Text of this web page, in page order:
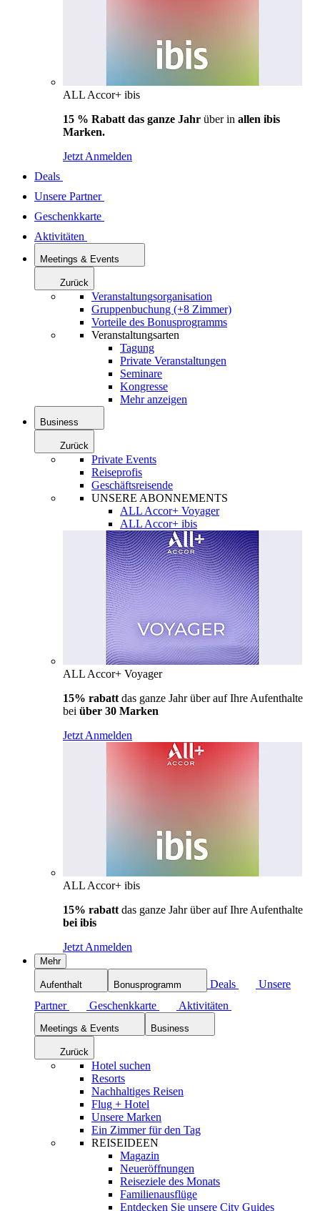
ALL Accor+ ibis
15 % Rabatt das ganze Jahr über in allen ibis
Marken.
Jetzt Anmelden
Deals
Unsere Partner
Geschenkkarte
Aktivitäten
Meetings & Events
Zurück
Veranstaltungsorganisation
Gruppenbuchung (+8 Zimmer)
Vorteile des Bonusprogramms
Veranstaltungsarten
Tagung
Private Veranstaltungen
Seminare
Kongresse
Mehr anzeigen
Business
Zurück
Private Events
Reiseprofis
Geschäftsreisende
UNSERE ABONNEMENTS
ALL Accor+ Voyager
ALL Accor+ ibis
ALL Accor+ Voyager
15% rabatt das ganze Jahr über auf Ihre Aufenthalte
bei über 30 Marken
Jetzt Anmelden
ALL Accor+ ibis
15% rabatt das ganze Jahr über auf Ihre Aufenthalte
bei ibis
Jetzt Anmelden
Mehr
Aufenthalt Bonusprogramm Deals
Unsere
Partner
Geschenkkarte Aktivitäten
Meetings & Events Business
Zurück
Hotel suchen
Resorts
Nachhaltiges Reisen
Flug + Hotel
Unsere Marken
Ein Zimmer für den Tag
REISEIDEEN
Magazin
Neueröffnungen
Reiseziele des Monats
Familienausflüge
Entdecken Sie unsere City Guides